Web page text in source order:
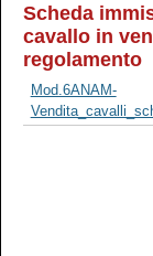
Scheda
cavallo in
regolamento
Mod.6ANAM-